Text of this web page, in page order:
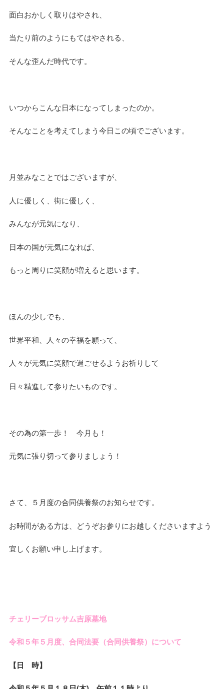
面白おかしく取りはやされ、
当たり前のようにもてはやされる、
そんな歪んだ時代です。
いつからこんな日本になってしまったのか。
そんなことを考えてしまう今日この頃でございます。
月並みなことではございますが、
人に優しく、街に優しく、
みんなが元気になり、
日本の国が元気になれば、
もっと周りに笑顔が増えると思います。
ほんの少しでも、
世界平和、人々の幸福を願って、
人々が元気に笑顔で過ごせるようお祈りして
日々精進して参りたいものです。
その為の第一歩！ 今月も！
元気に張り切って参りましょう！
さて、５月度の合同供養祭のお知らせです。
お時間がある方は、どうぞお参りにお越しくださいますよう
宜しくお願い申し上げます。
チェリーブロッサム吉原墓地
令和５年５月度、合同法要（合同供養祭）について
【日 時】